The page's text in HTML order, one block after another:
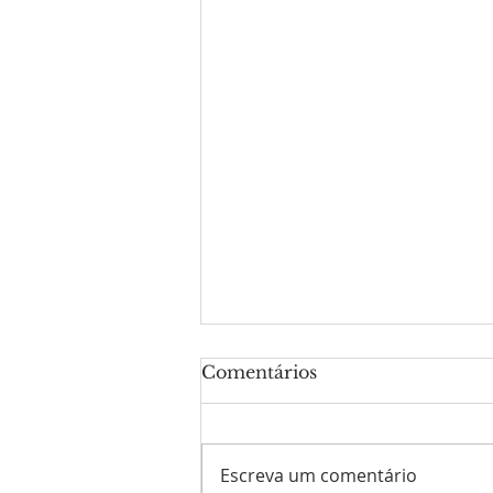
Provérbios 31.30
Comentários
Escreva um comentário